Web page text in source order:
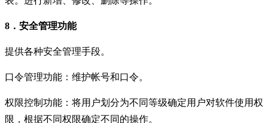
8．安全管理功能
提供各种安全管理手段。
口令管理功能：维护帐号和口令。
权限控制功能：将用户划分为不同等级确定用户对软件使用权
限，根据不同权限确定不同的操作。